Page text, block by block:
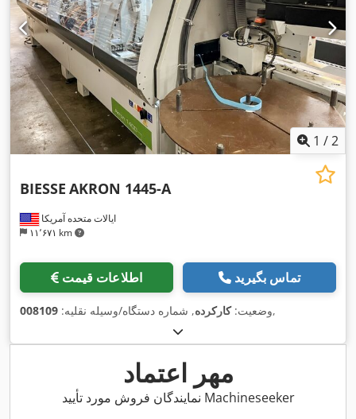
1 /2
ایالات متحده آمریکا
۱۱٬۶۷۱ km
BIESSE AKRON 1445-A
اطلاعات قیمت تماس بگیرید
وضعیت:کارکرده, شماره دستگاه/وسیله نقلیه: 008109 ,
مهر اعتماد
نمایندگان فروش مورد تأیید Machineseeker